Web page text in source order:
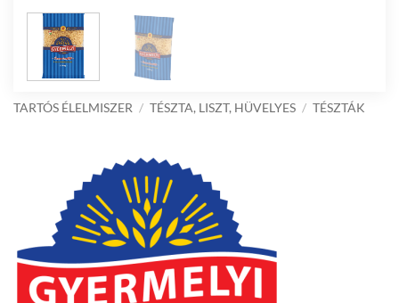
TARTÓS ÉLELMISZER / TÉSZTA, LISZT, HÜVELYES / TÉSZTÁK